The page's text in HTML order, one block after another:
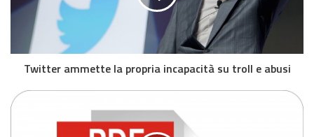
Twitter ammette la propria incapacità su troll e abusi